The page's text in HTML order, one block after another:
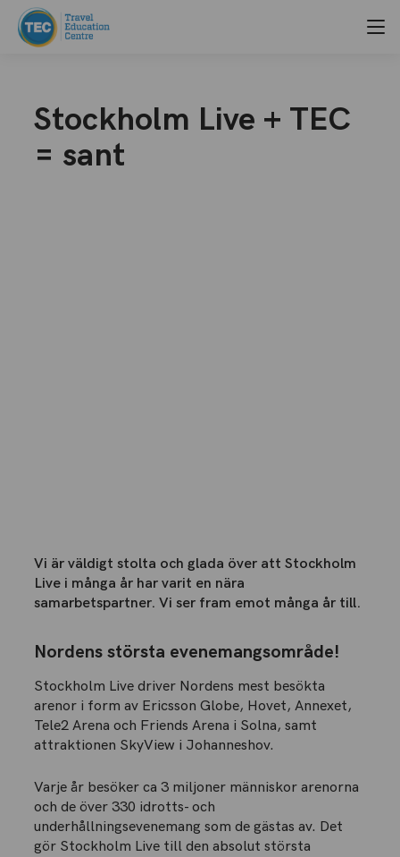
Stockholm Live + TEC
= sant
Vi är väldigt stolta och glada över att Stockholm
Live i många år har varit en nära
samarbetspartner. Vi ser fram emot många år till.
Nordens största evenemangsområde!
Stockholm Live driver Nordens mest besökta
arenor i form av Ericsson Globe, Hovet, Annexet,
Tele2 Arena och Friends Arena i Solna, samt
attraktionen SkyView i Johanneshov.
Varje år besöker ca 3 miljoner människor arenorna
och de över 330 idrotts- och
underhållningsevenemang som de gästas av. Det
gör Stockholm Live till den absolut största